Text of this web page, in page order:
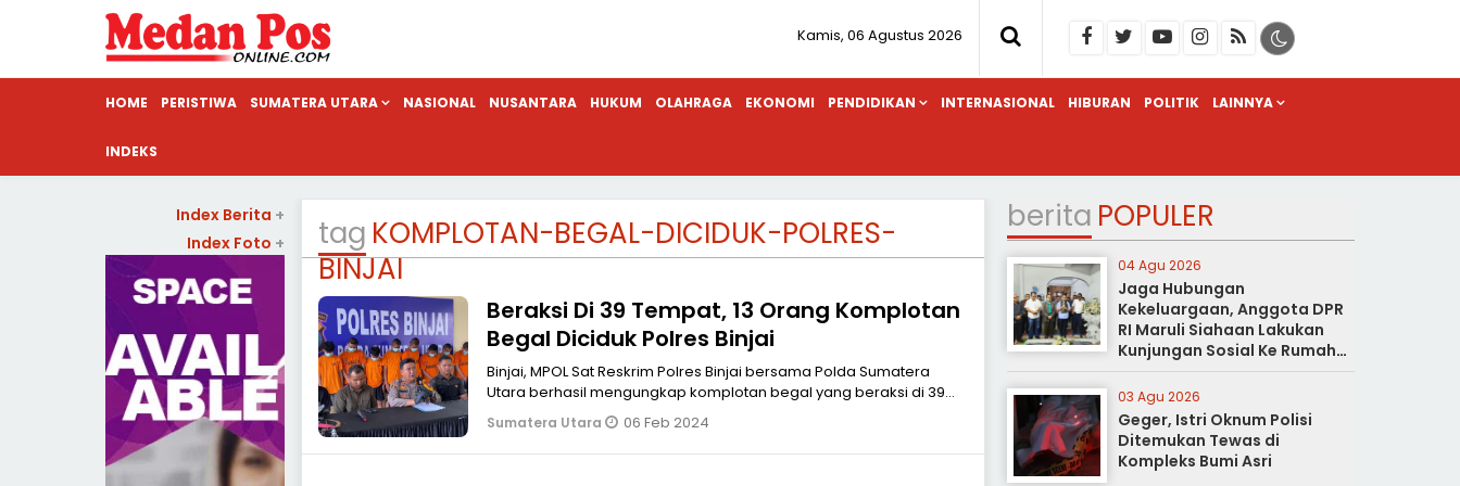
Kamis, 06 Agustus 2026
HOME PERISTIWA SUMATERA UTARA NASIONAL NUSANTARA HUKUM OLAHRAGA EKONOMI PENDIDIKAN INTERNASIONAL HIBURAN POLITIK LAINNYA
INDEKS
tag KOMPLOTAN-BEGAL-DICIDUK-POLRES-
BINJAI
Beraksi Di 39 Tempat, 13 Orang Komplotan
Begal Diciduk Polres Binjai
Binjai, MPOL Sat Reskrim Polres Binjai bersama Polda Sumatera
Utara berhasil mengungkap komplotan begal yang beraksi di 39
lokasi, Selasa (
Sumatera Utara 06 Feb 2024
Index Berita +
Index Foto +
berita POPULER
04 Agu 2026
Jaga Hubungan
Kekeluargaan, Anggota DPR
RI Maruli Siahaan Lakukan
Kunjungan Sosial Ke Rumah
Duka
03 Agu 2026
Geger, Istri Oknum Polisi
Ditemukan Tewas di
Kompleks Bumi Asri